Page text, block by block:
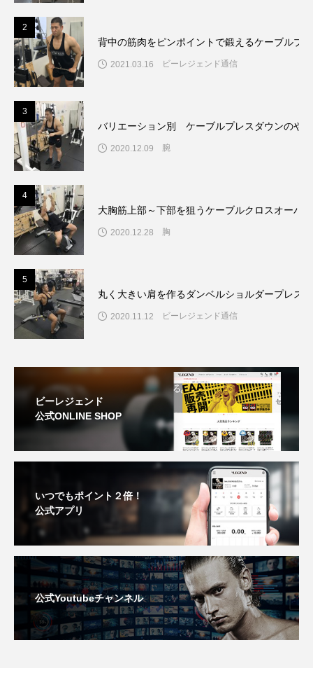
2
背中の筋肉をピンポイントで鍛えるケーブルプ
2021.03.16 ビーレジェンド通信
3
バリエーション別 ケーブルプレスダウンのや
2020.12.09 腕
4
大胸筋上部～下部を狙うケーブルクロスオーバ
2020.12.28 胸
5
丸く大きい肩を作るダンベルショルダープレス
2020.11.12 ビーレジェンド通信
ビーレジェンド
公式ONLINE SHOP
いつでもポイント２倍！
公式アプリ
公式Youtubeチャンネル